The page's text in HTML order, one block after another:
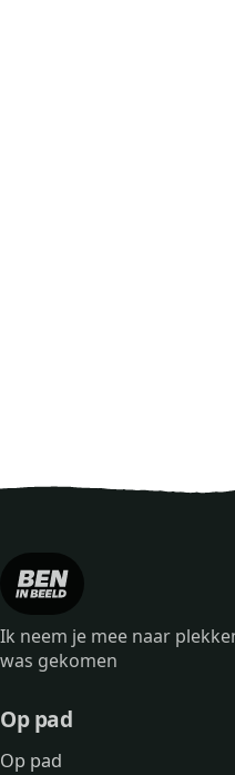
Ik neem je mee naar
was gekomen
Op pad
Op pad